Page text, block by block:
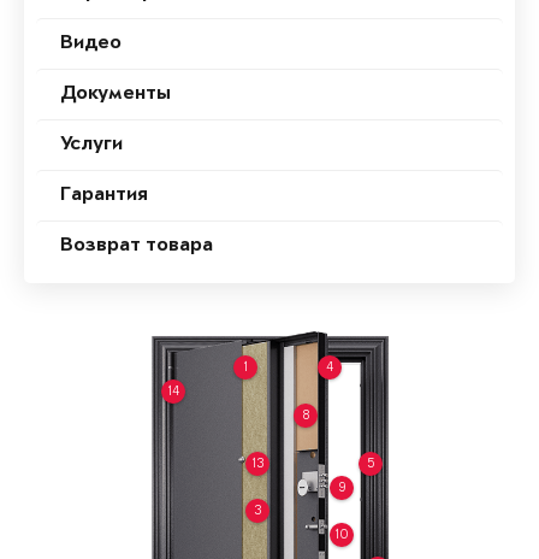
Видео
Документы
Услуги
Гарантия
Возврат товара
1
3
4
5
8
9
10
13
14